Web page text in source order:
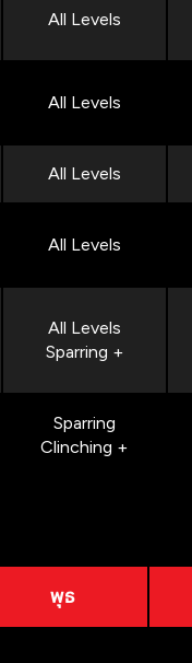
All Levels
All Levels
All Levels
All Levels
All Levels
Sparring +
Sparring
Clinching +
พุธ